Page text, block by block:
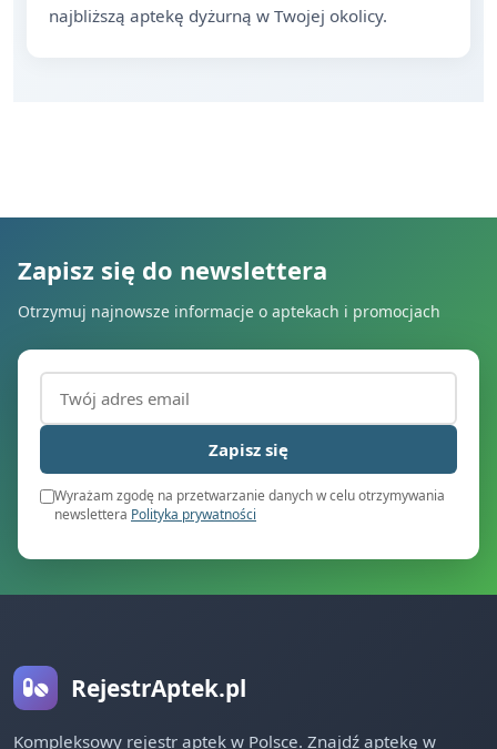
najbliższą aptekę dyżurną w Twojej okolicy.
Zapisz się do newslettera
Otrzymuj najnowsze informacje o aptekach i promocjach
Adres email (wymagany)
Zapisz się
Wyrażam zgodę na przetwarzanie danych w celu otrzymywania
newslettera Polityka prywatności
RejestrAptek.pl
Kompleksowy rejestr aptek w Polsce. Znajdź aptekę w